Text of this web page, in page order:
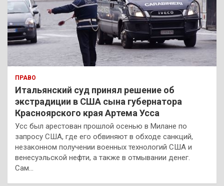
ПРАВО
Итальянский суд принял решение об
экстрадиции в США сына губернатора
Красноярского края Артема Усса
Усс был арестован прошлой осенью в Милане по
запросу США, где его обвиняют в обходе санкций,
незаконном получении военных технологий США и
венесуэльской нефти, а также в отмывании денег.
Сам…